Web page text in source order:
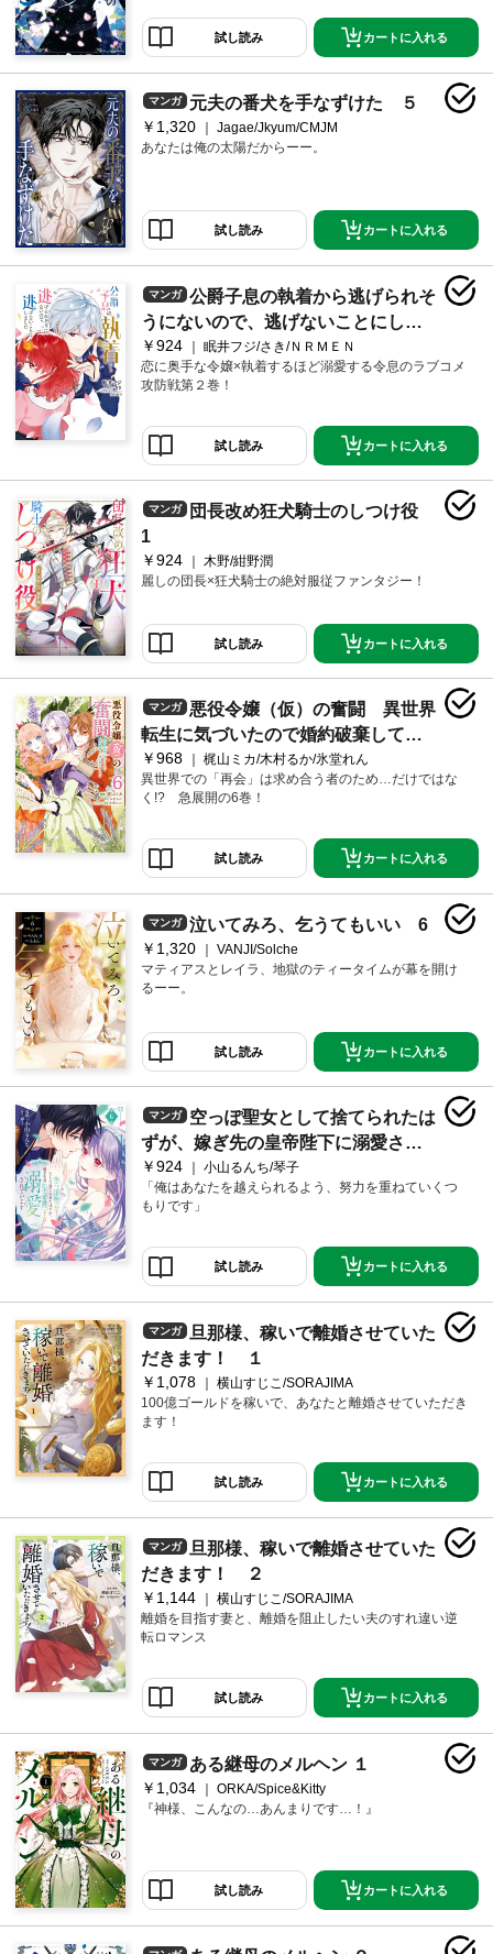
試し読み カートに入れる
マンガ 元夫の番犬を手なずけた ５
￥1,320
Jagae/Jkyum/CMJM
あなたは俺の太陽だからーー。
試し読み カートに入れる
マンガ
公爵子息の執着から逃げられそ
うにないので、逃げないことにしま
した 2
￥924
眠井フジ/さき/ＮＲＭＥＮ
恋に奥手な令嬢×執着するほど溺愛する令息のラブコメ
攻防戦第２巻！
試し読み カートに入れる
マンガ
団長改め狂犬騎士のしつけ役
1
￥924
木野/紺野潤
麗しの団長×狂犬騎士の絶対服従ファンタジー！
試し読み カートに入れる
マンガ
悪役令嬢（仮）の奮闘 異世界
転生に気づいたので婚約破棄して魂
の番を探します６
￥968
梶山ミカ/木村るか/氷堂れん
異世界での「再会」は求め合う者のため…だけではな
く!? 急展開の6巻！
試し読み カートに入れる
マンガ 泣いてみろ、乞うてもいい 6
￥1,320
VANJI/Solche
マティアスとレイラ、地獄のティータイムが幕を開け
るーー。
試し読み カートに入れる
マンガ
空っぽ聖女として捨てられたは
ずが、嫁ぎ先の皇帝陛下に溺愛され
ています 6
￥924
小山るんち/琴子
「俺はあなたを越えられるよう、努力を重ねていくつ
もりです」
試し読み カートに入れる
マンガ
旦那様、稼いで離婚させていた
だきます！ １
￥1,078
横山すじこ/SORAJIMA
100億ゴールドを稼いで、あなたと離婚させていただき
ます！
試し読み カートに入れる
マンガ
旦那様、稼いで離婚させていた
だきます！ ２
￥1,144
横山すじこ/SORAJIMA
離婚を目指す妻と、離婚を阻止したい夫のすれ違い逆
転ロマンス
試し読み カートに入れる
マンガ ある継母のメルヘン １
￥1,034
ORKA/Spice&Kitty
『神様、こんなの…あんまりです…！』
試し読み カートに入れる